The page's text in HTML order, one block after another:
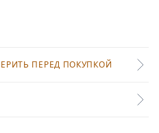
ПЕРЕД ПОКУПКОЙ